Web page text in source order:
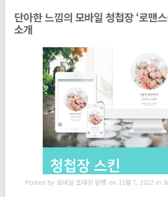
단아한 느낌의 모바일 청첩장 ‘로맨
소개
Posted by 모바일 초대장 달팽 on 11월 7, 2022 in